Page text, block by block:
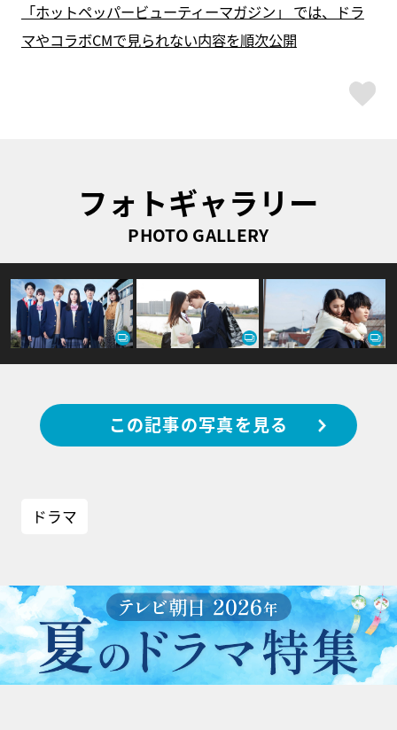
「ホットペッパービューティーマガジン」 では、ドラ
マやコラボCMで見られない内容を順次公開
フォトギャラリー
PHOTO GALLERY
この記事の写真を見る
ドラマ